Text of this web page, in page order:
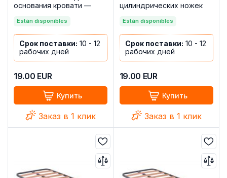
основания кровати —
Están disponibles
Срок поставки: 10 - 12
рабочих дней
19.00 EUR
Купить
Заказ в 1 клик
цилиндрических ножек
Высота 25 см
Están disponibles
Срок поставки: 10 - 12
рабочих дней
19.00 EUR
Купить
Заказ в 1 клик